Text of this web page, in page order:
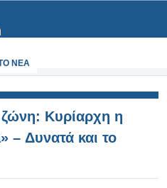
NEA
Κυρίαρχη η
– Δυνατά και το